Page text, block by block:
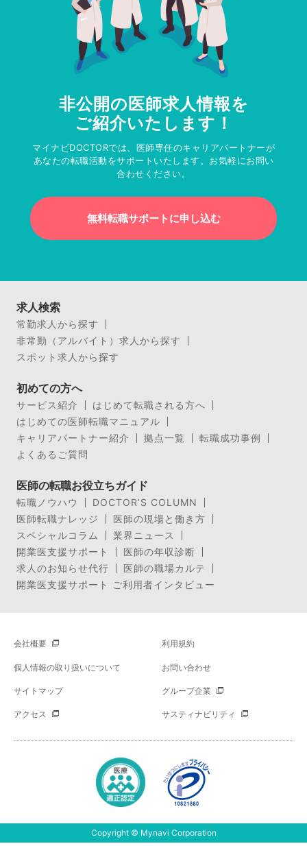
非公開の医師求人情報を
ご紹介いたします！
マイナビDOCTORでは、医師専任のキャリアパートナーが
あなたの転職活動をサポートいたします。お気軽にお問い
合わせください。
無料転職サポートに申し込む
求人検索
常勤求人から探す
非常勤（アルバイト）求人から探す
スポット求人から探す
初めての方へ
サービス紹介
はじめて転職される方へ
はじめての医師転職マニュアル
キャリアパートナー紹介
拠点一覧
転職成功事例
よくあるご質問
医師の転職お役立ちガイド
転職ノウハウ
DOCTOR’S COLUMN
医師転職ナレッジ
医師の現場と働き方
スペシャルコラム
業界ニュース
開業医支援サポート
医師の年収診断
求人のお知らせ代行
医師の職場カルテ
開業医支援サポート ご利用者インタビュー
会社概要 利用規約
個人情報の取り扱いについて お問い合わせ
サイトマップ グループ企業
アクセス サスティナビリティ
Copyright © Mynavi Corporation